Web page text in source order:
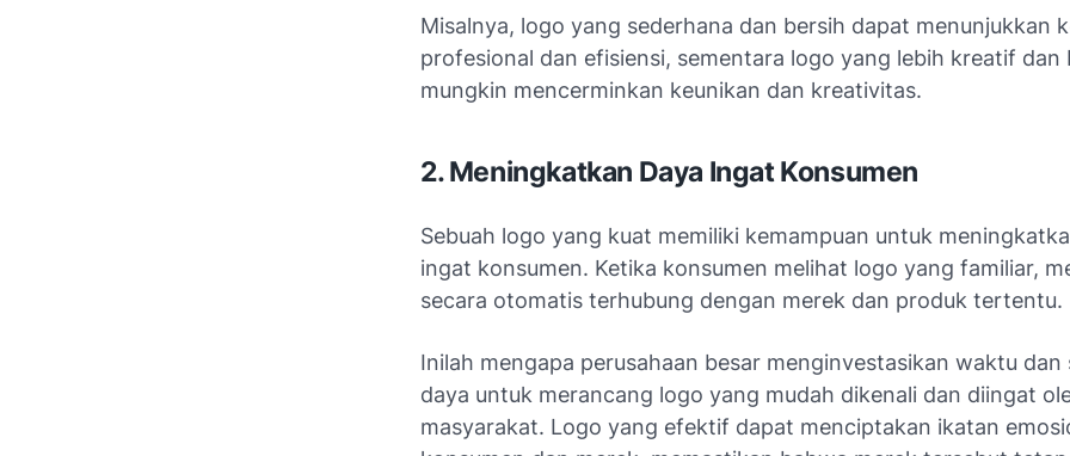
Misalnya, logo yang sederhana dan bersih dapat menunjukkan
profesional dan efisiensi, sementara logo yang lebih kreatif dan
mungkin mencerminkan keunikan dan kreativitas.
2. Meningkatkan Daya Ingat Konsumen
Sebuah logo yang kuat memiliki kemampuan untuk
ingat konsumen. Ketika konsumen melihat logo yang familiar,
secara otomatis terhubung dengan merek dan produk tertentu.
Inilah mengapa perusahaan besar menginvestasikan waktu dan
daya untuk merancang logo yang mudah dikenali dan diingat
masyarakat. Logo yang efektif dapat menciptakan ikatan